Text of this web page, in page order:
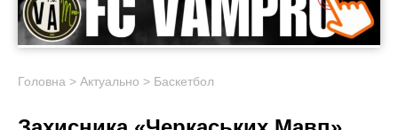
Головна > Актуально > Баскетбол